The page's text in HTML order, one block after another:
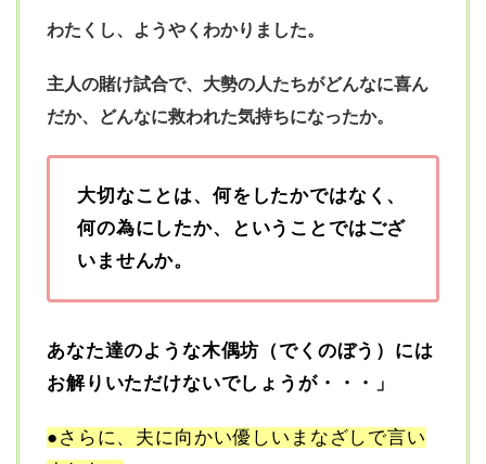
わたくし、ようやくわかりました。
主人の賭け試合で、大勢の人たちがどんなに喜ん
だか、
どんなに救われた気持ちになったか。
大切なことは、何をしたかではなく、
何の為にしたか、
ということではござ
いませんか。
あなた達のような木偶坊（でくのぼう）には
お解りいただけないでしょうが・・・」
●さらに、夫に向かい優しいまなざしで言い